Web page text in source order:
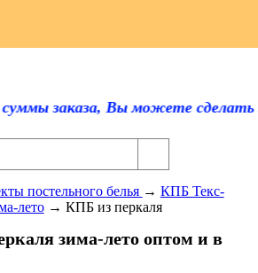
заказа, Вы можете сделать
постельного белья → КПБ Текс-
лето→ КПБ из перкаля
зима-лето оптом и в